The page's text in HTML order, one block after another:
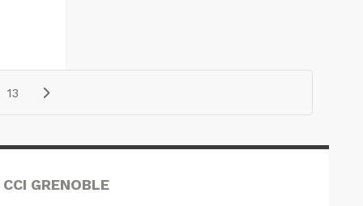
13
GRENOBLE